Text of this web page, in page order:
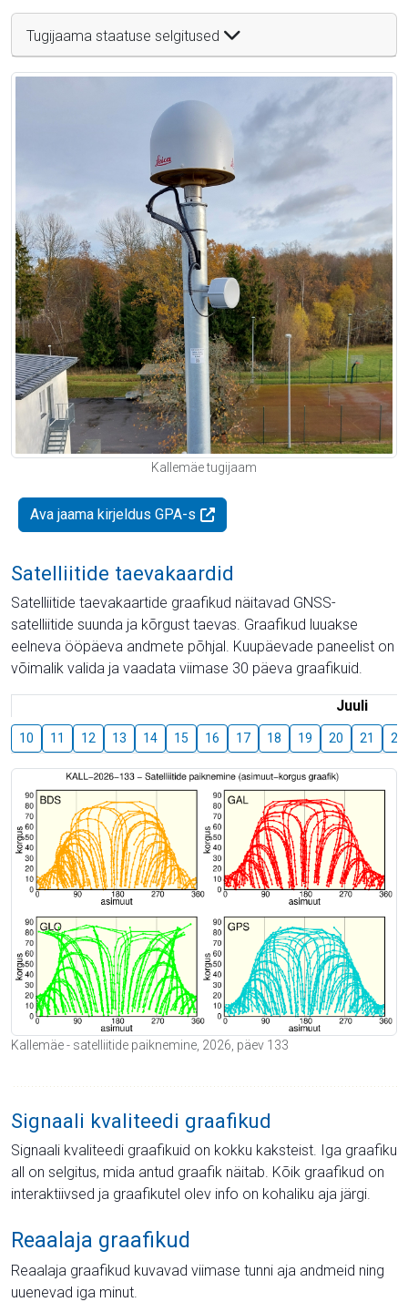
Tugijaama staatuse selgitused
Kallemäe tugijaam
Ava jaama kirjeldus GPA-s
Satelliitide taevakaardid
Satelliitide taevakaartide graafikud näitavad GNSS-
satelliitide suunda ja kõrgust taevas. Graafikud luuakse
eelneva ööpäeva andmete põhjal. Kuupäevade paneelist on
võimalik valida ja vaadata viimase 30 päeva graafikuid.
Juuli
10 11 12 13 14 15 16 17 18 19 20 21 22
Kallemäe - satelliitide paiknemine, 2026, päev 133
Signaali kvaliteedi graafikud
Signaali kvaliteedi graafikuid on kokku kaksteist. Iga graafiku
all on selgitus, mida antud graafik näitab. Kõik graafikud on
interaktiivsed ja graafikutel olev info on kohaliku aja järgi.
Reaalaja graafikud
Reaalaja graafikud kuvavad viimase tunni aja andmeid ning
uuenevad iga minut.